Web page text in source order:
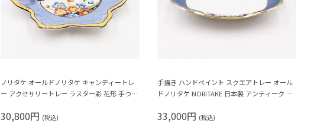
ノリタケ オールドノリタケ キャンディートレ
ー アクセサリートレー ラスター彩 花形 手つき
30,800円 (税込)
手描き ハンドペイント スクエアトレー オール
ドノリタケ NORITAKE 日本製 アンティーク 耳
33,000円 (税込)